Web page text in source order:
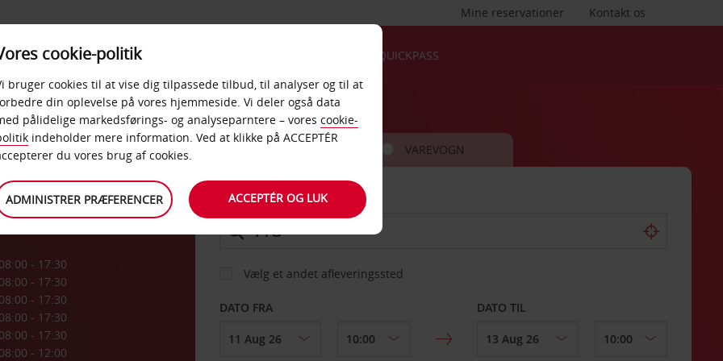
Kontakt os
Mine reservationer
PRODUKTER &
KONTORER
QUICKPASS
08:00 - 17:30
08:00 - 17:30
08:00 - 17:30
08:00 - 17:30
08:00 - 17:30
08:00 - 12:00
BIL VAREVOGN
AFHENT FRA
Vælg et andet afleveringssted
DATO FRA DATO TIL
cookie-politik
bruger cookies til at vise dig tilpassede tilbud, til analyser og til at
din oplevelse på vores hjemmeside. Vi deler også data
pålidelige markedsførings- og analyseparntere – vores cookie-
indeholder mere information. Ved at klikke på ACCEPTÉR
du vores brug af cookies.
ADMINISTRER PRÆFERENCER ACCEPTÉR OG LUK